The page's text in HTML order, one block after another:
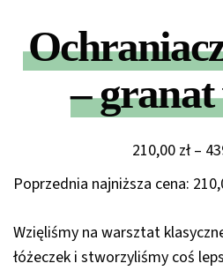
–
210,00 zł –
Poprzednia najniższa cena:
Wzięliśmy na warsztat
łóżeczek i stworzyliśmy coś